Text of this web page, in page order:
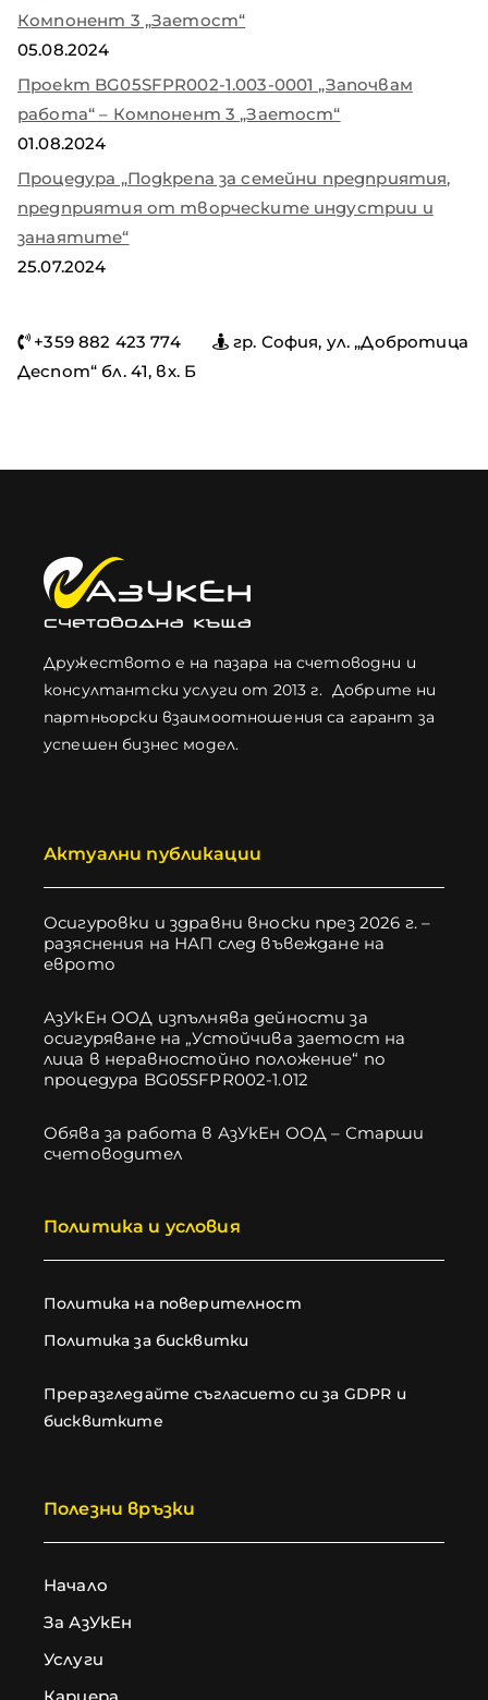
Компонент 3 „Заетост“
05.08.2024
Проект BG05SFPR002-1.003-0001 „Започвам
работа“ – Компонент 3 „Заетост“
01.08.2024
Процедура „Подкрепа за семейни предприятия,
предприятия от творческите индустрии и
занаятите“
25.07.2024
+359 882 423 774
гр. София, ул. „Добротица
Деспот“ бл. 41, вх. Б
Дружеството е на пазара на счетоводни и
консултантски услуги от 2013 г. Добрите ни
партньорски взаимоотношения са гарант за
успешен бизнес модел.
Актуални публикации
Осигуровки и здравни вноски през 2026 г. –
разяснения на НАП след въвеждане на
еврото
АзУкЕн ООД изпълнява дейности за
осигуряване на „Устойчива заетост на
лица в неравностойно положение“ по
процедура BG05SFPR002-1.012
Обява за работа в АзУкЕн ООД – Старши
счетоводител
Политика и условия
Политика на поверителност
Политика за бисквитки
Преразгледайте съгласието си за GDPR и
бисквитките
Полезни връзки
Начало
За АзУкЕн
Услуги